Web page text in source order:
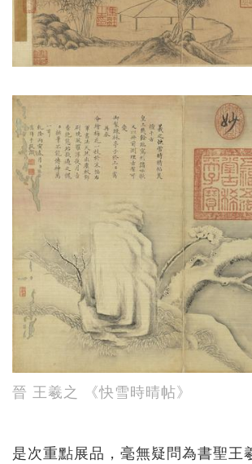
晉 王羲之 《快雪時晴帖》
是次重點展品，毫無疑問為書聖王